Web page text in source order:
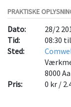
PRAKTISKE
Dato:
28/2
Tid:
08:30
Sted:
8000
Pris:
0 kr /